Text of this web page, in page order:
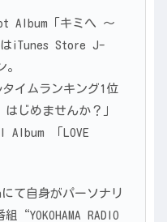
Album「キミへ ～
はiTunes Store J-
。
タイムランキング1位
じめませんか？」
Album 「LOVE
て自身がパーソナリ
“YOKOHAMA RADIO